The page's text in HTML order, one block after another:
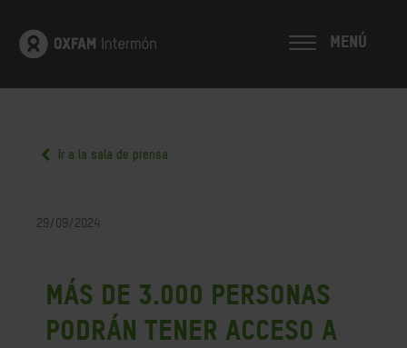
MENÚ
Ir a la sala de prensa
29/09/2024
Más de 3.000 personas
podrán tener acceso a